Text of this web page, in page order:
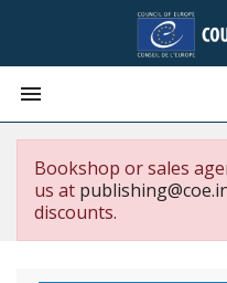

Bookshop or sales
us at
discounts.